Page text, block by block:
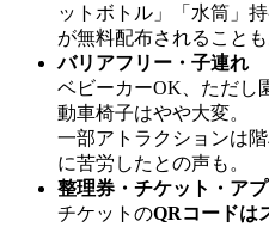
ットボトル」「水筒」
が無料配布されることも
バリアフリー・子連れ
ベビーカーOK、ただし
動車椅子はやや大変。
一部アトラクションは
に苦労したとの声も。
整理券・チケット・ア
チケットのQRコードは